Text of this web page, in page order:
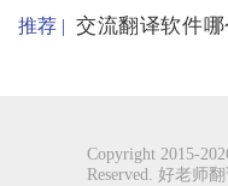
推荐 | 交流翻译软件哪
Copyright 2015-
Reserved. 好老师